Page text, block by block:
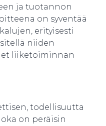
ja tuotannon
on syventää
erityisesti
niiden
liiketoiminnan
todellisuutta
on peräisin